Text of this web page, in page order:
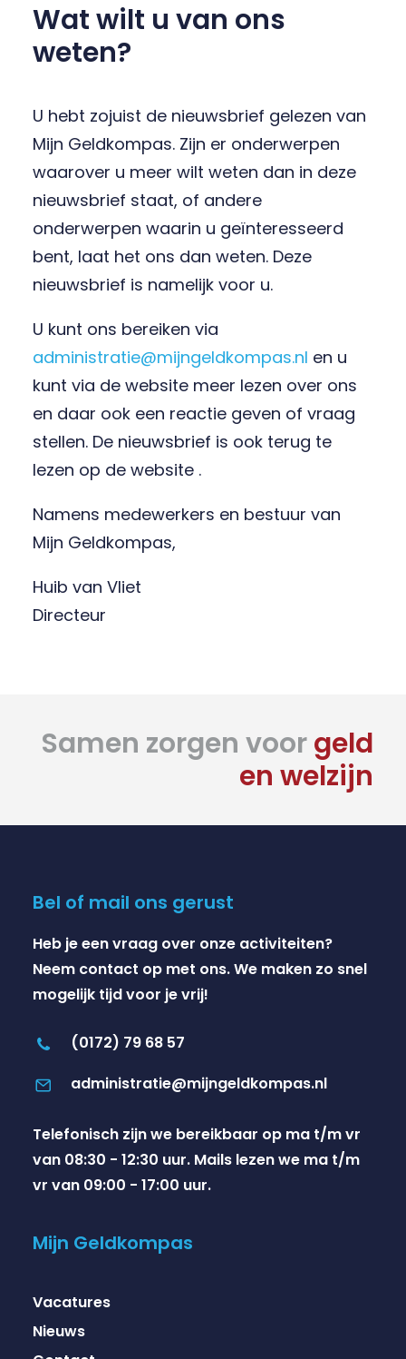
Wat wilt u van ons
weten?
U hebt zojuist de nieuwsbrief gelezen van
Mijn Geldkompas. Zijn er onderwerpen
waarover u meer wilt weten dan in deze
nieuwsbrief staat, of andere
onderwerpen waarin u geïnteresseerd
bent, laat het ons dan weten. Deze
nieuwsbrief is namelijk voor u.
U kunt ons bereiken via
administratie@mijngeldkompas.nl en u
kunt via de website meer lezen over ons
en daar ook een reactie geven of vraag
stellen. De nieuwsbrief is ook terug te
lezen op de website .
Namens medewerkers en bestuur van
Mijn Geldkompas,
Huib van Vliet
Directeur
Samen zorgen voorgeld
en welzijn
Bel of mail ons gerust
Heb je een vraag over onze activiteiten?
Neem contact op met ons. We maken zo snel
mogelijk tijd voor je vrij!
(0172) 79 68 57
administratie@mijngeldkompas.nl
Telefonisch zijn we bereikbaar op ma t/m vr
van 08:30 - 12:30 uur. Mails lezen we ma t/m
vr van 09:00 - 17:00 uur.
Mijn Geldkompas
Vacatures
Nieuws